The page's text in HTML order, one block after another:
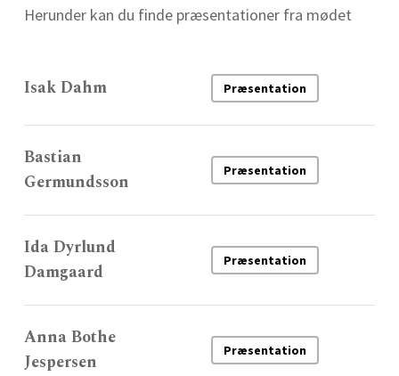
Herunder kan du finde præsentationer fra mødet
Isak Dahm Præsentation
Bastian
Germundsson
Præsentation
Ida Dyrlund
Damgaard
Præsentation
Anna Bothe
Jespersen
Præsentation